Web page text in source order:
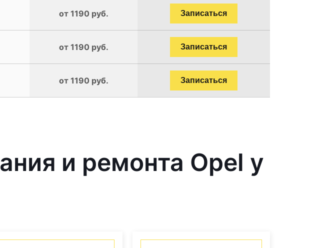
от 1190 руб. Записаться
от 1190 руб. Записаться
от 1190 руб. Записаться
и ремонта Opel у